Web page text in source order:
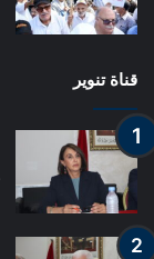
قناة تنوير